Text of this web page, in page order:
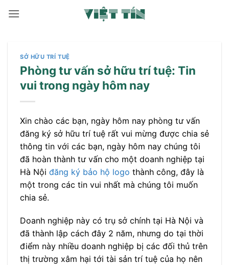
qua
SỞ HỮU TRÍ TUỆ
Phòng tư vấn sở hữu trí tuệ: Tin
vui trong ngày hôm nay
Xin chào các bạn, ngày hôm nay phòng tư vấn
đăng ký sở hữu trí tuệ rất vui mừng được chia sẻ
thông tin với các bạn, ngày hôm nay chúng tôi
đã hoàn thành tư vấn cho một doanh nghiệp tại
Hà Nội đăng ký bảo hộ logo thành công, đây là
một trong các tin vui nhất mà chúng tôi muốn
chia sẻ.
Doanh nghiệp này có trụ sở chính tại Hà Nội và
đã thành lập cách đây 2 năm, nhưng do tại thời
điểm này nhiều doanh nghiệp bị các đối thủ trên
thị trường xâm hại tới tài sản trí tuệ của họ nên